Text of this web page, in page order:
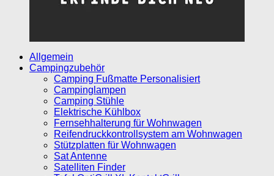
Allgemein
Campingzubehör
Camping Fußmatte Personalisiert
Campinglampen
Camping Stühle
Elektrische Kühlbox
Fernsehhalterung für Wohnwagen
Reifendruckkontrollsystem am Wohnwagen
Stützplatten für Wohnwagen
Sat Antenne
Satelliten Finder